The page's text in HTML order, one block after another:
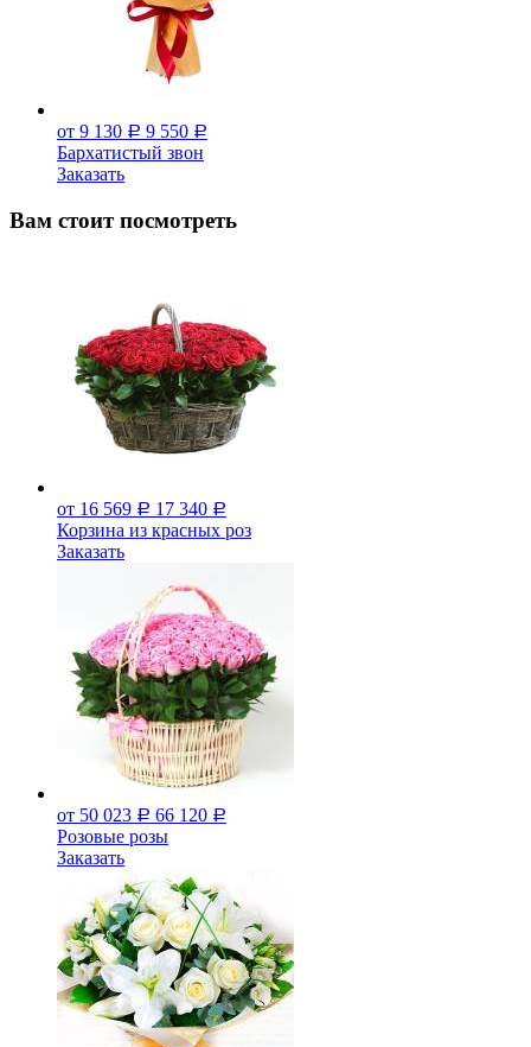
от 9 130 Р 9 550 Р
Бархатистый звон
Заказать
Вам стоит посмотреть
от 16 569 Р 17 340 Р
Корзина из красных роз
Заказать
от 50 023 Р 66 120 Р
Розовые розы
Заказать